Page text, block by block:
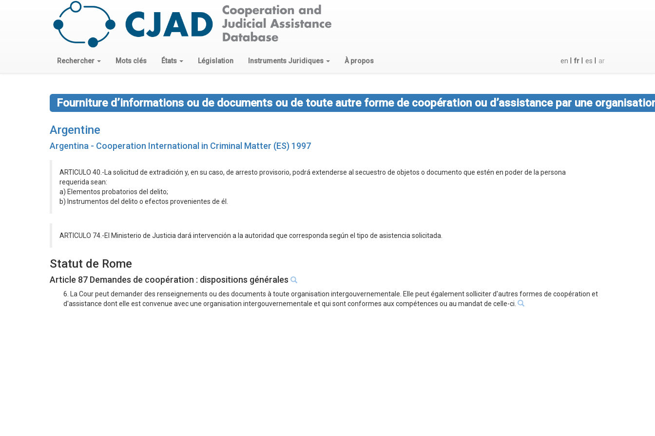
Rechercher Mots clés États Législation Instruments Juridiques À propos en fr es ar
Fourniture d’informations ou de documents ou de toute autre forme de coopération ou d’assistance par une
Argentine
Argentina - Cooperation International in Criminal Matter (ES) 1997
ARTICULO 40.-La solicitud de extradición y, en su caso, de arresto provisorio, podrá extenderse al secuestro de objetos o documento que estén en poder de la persona
requerida sean:
a) Elementos probatorios del delito;
b) Instrumentos del delito o efectos provenientes de él.
ARTICULO 74.-El Ministerio de Justicia dará intervención a la autoridad que corresponda según el tipo de asistencia solicitada.
Statut de Rome
Article 87 Demandes de coopération : dispositions générales
6. La Cour peut demander des renseignements ou des documents à toute organisation intergouvernementale. Elle peut également solliciter d'autres formes de coopération et
d'assistance dont elle est convenue avec une organisation intergouvernementale et qui sont conformes aux compétences ou au mandat de celle-ci.